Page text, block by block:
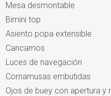
Mesa desmontable
Bimini top
Asiento popa extensible
Cancamos
Luces de navegación
Cornamusas embutidas
Ojos de buey con apertura y